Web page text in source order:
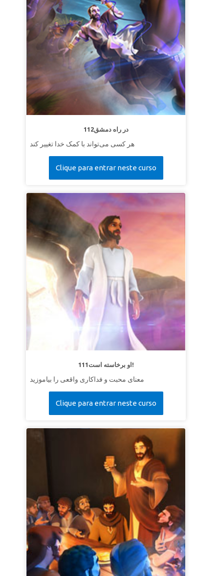
112در راه دمشق
هر کسی می‌تواند با کمک خدا تغییر کند
Clique para entrar neste curso
111او برخاسته است!
معنای محبت و فداکاری واقعی را بیاموزید
Clique para entrar neste curso